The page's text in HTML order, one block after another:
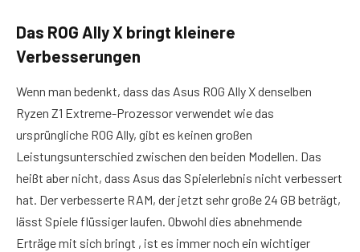
Das ROG Ally X bringt kleinere
Verbesserungen
Wenn man bedenkt, dass das Asus ROG Ally X denselben
Ryzen Z1 Extreme-Prozessor verwendet wie das
ursprüngliche ROG Ally, gibt es keinen großen
Leistungsunterschied zwischen den beiden Modellen. Das
heißt aber nicht, dass Asus das Spielerlebnis nicht verbessert
hat. Der verbesserte RAM, der jetzt sehr große 24 GB beträgt,
lässt Spiele flüssiger laufen. Obwohl dies abnehmende
Erträge mit sich bringt , ist es immer noch ein wichtiger